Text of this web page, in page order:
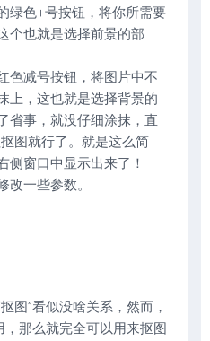
绿色+号按钮，将你所需要
个也就是选择前景的部
色减号按钮，将图片中不
上，这也就是选择背景的
省事，就没仔细涂抹，直
图就行了。就是这么简
侧窗口中显示出来了！
改一些参数。
图”看似没啥关系，然而，
，那么就完全可以用来抠图